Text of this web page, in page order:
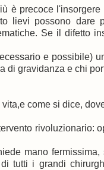
è precoce
lievi possono dare
Se il difetto
e possibile)
di gravidanza e chi
come si dice,
rivoluzionario:
mano
tutti i grandi